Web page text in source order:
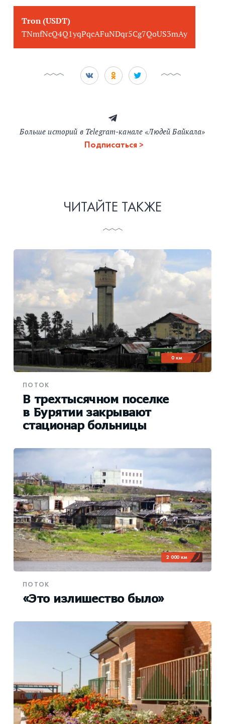
Tron (USDT)
TNmfNcQ4Q1yqPqcAFuNDqr5Cg7QoUS3mAy
Больше историй в Telegram-канале «Людей Байкала»
Подписаться
ЧИТАЙТЕ ТАКЖЕ
0 км
ПОТОК
В трехтысячном поселке
в Бурятии закрывают
стационар больницы
2 000 км
ПОТОК
«Это излишество было»